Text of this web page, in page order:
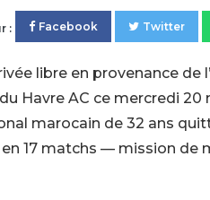
: Facebook Twitter
libre en provenance de
Havre AC ce mercredi 20
marocain de 32 ans
17 matchs — mission